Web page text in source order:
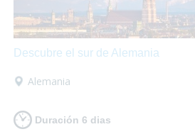
Descubre el sur de Alemania
Alemania
Duración 6 dias